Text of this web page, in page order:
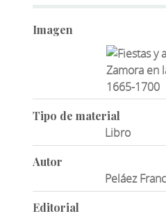
Imagen
Tipo de material
Libro
Autor
Peláez
Editorial